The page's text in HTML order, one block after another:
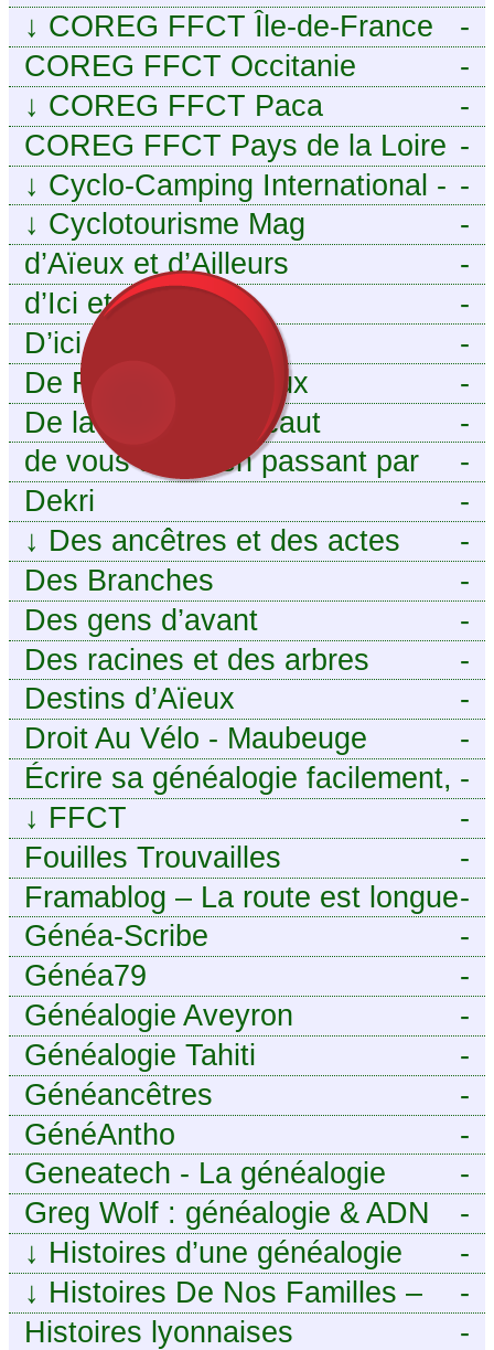
-
↓ COREG FFCT Île-de-France
-
COREG FFCT Occitanie
-
↓ COREG FFCT Paca
-
COREG FFCT Pays de la Loire
-
↓ Cyclo-Camping International -
Le voyage à vélo
-
↓ Cyclotourisme Mag
-
d’Aïeux et d’Ailleurs
-
d’Ici et d’Ailleurs
-
D’ici ou d’ailleurs
-
De France et d’Aïeux
-
De la Baïse à l’Escaut
-
de vous aieux en passant par
moi
-
Dekri
-
↓ Des ancêtres et des actes
-
Des Branches
-
Des gens d’avant
-
Des racines et des arbres
-
Destins d’Aïeux
-
Droit Au Vélo - Maubeuge
Sambre-Avesnois
-
Écrire sa généalogie facilement,
sans stress avec Généalordi
-
↓ FFCT
-
Fouilles Trouvailles
-
Framablog – La route est longue
mais la voie est libre…
-
Généa-Scribe
-
Généa79
-
Généalogie Aveyron
-
Généalogie Tahiti
-
Généancêtres
-
GénéAntho
-
Geneatech - La généalogie
numérique à portée de tous
-
Greg Wolf : généalogie & ADN
-
↓ Histoires d’une généalogie
Léonarde
-
↓ Histoires De Nos Familles –
Blog de généalogie
-
Histoires lyonnaises